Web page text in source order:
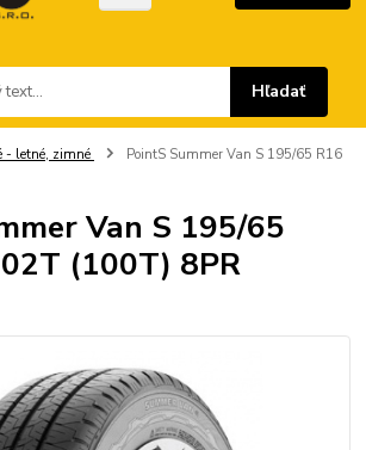
Hľadať
- letné, zimné
PointS Summer Van S 195/65 R16
Van S 195/65
(100T) 8PR